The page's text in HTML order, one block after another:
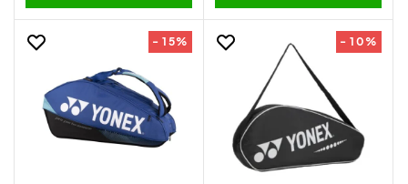
- 15% - 10%